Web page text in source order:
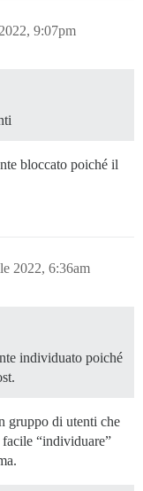
9:07pm
bloccato poiché il
2022, 6:36am
individuato poiché
gruppo di utenti che
“individuare”